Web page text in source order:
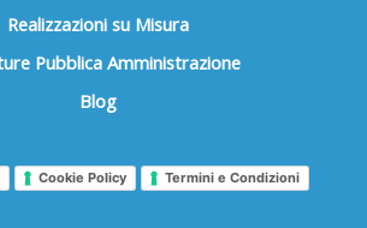
Realizzazioni su Misura
Pubblica Amministrazione
Blog
Cookie Policy Termini e Condizioni